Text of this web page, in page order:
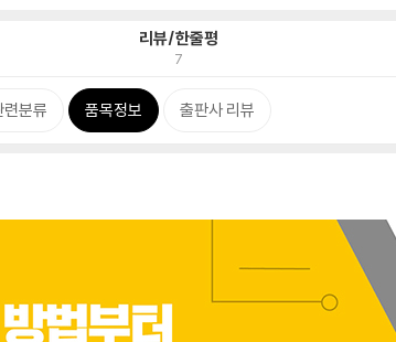
리뷰/한줄평
7
련분류 품목정보 출판사 리뷰